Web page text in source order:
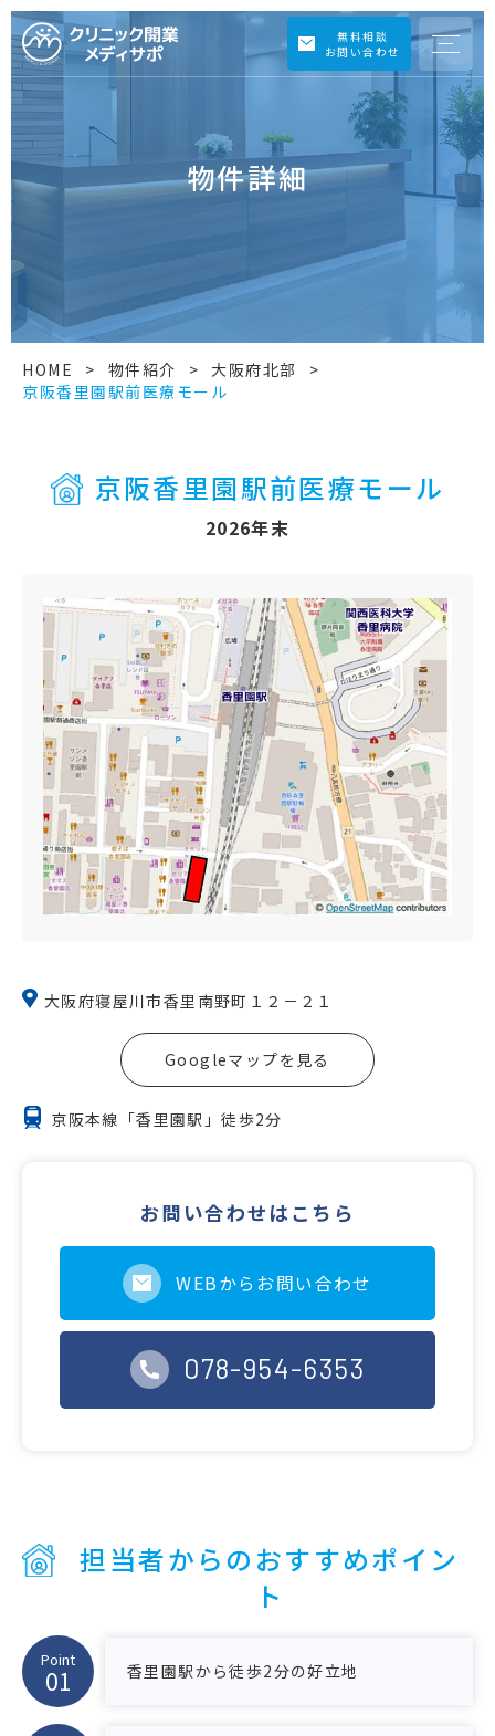
無料相談
お問い合わせ
物件詳細
HOME > 物件紹介 > 大阪府北部
>
京阪香里園駅前医療モール
京阪香里園駅前医療モール
2026年末
大阪府寝屋川市香里南野町１２－２１
Googleマップを見る
京阪本線「香里園駅」徒歩2分
お問い合わせはこちら
WEBからお問い合わせ
078-954-6353
担当者からのおすすめポイン
ト
Point
香里園駅から徒歩2分の好立地